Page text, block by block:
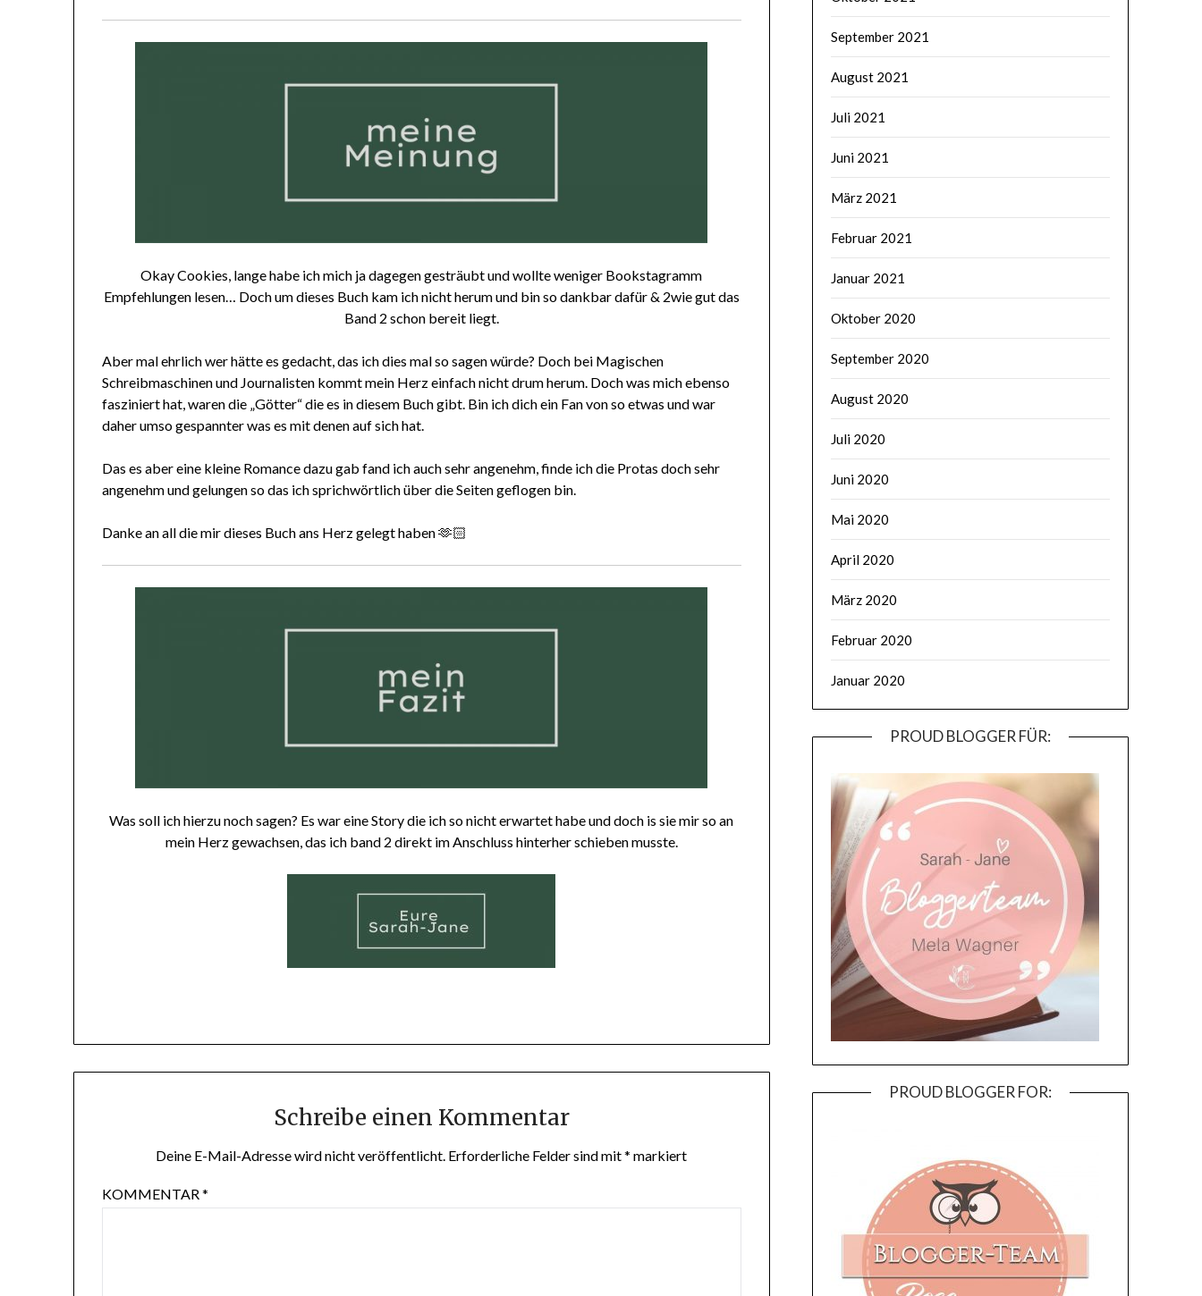
Okay Cookies, lange habe ich mich ja dagegen gesträubt und wollte weniger Bookstagramm
Empfehlungen lesen… Doch um dieses Buch kam ich nicht herum und bin so dankbar dafür & 2wie gut das
Band 2 schon bereit liegt.
Aber mal ehrlich wer hätte es gedacht, das ich dies mal so sagen würde? Doch bei Magischen
Schreibmaschinen und Journalisten kommt mein Herz einfach nicht drum herum. Doch was mich ebenso
fasziniert hat, waren die „Götter“ die es in diesem Buch gibt. Bin ich dich ein Fan von so etwas und war
daher umso gespannter was es mit denen auf sich hat.
Das es aber eine kleine Romance dazu gab fand ich auch sehr angenehm, finde ich die Protas doch sehr
angenehm und gelungen so das ich sprichwörtlich über die Seiten geflogen bin.
Danke an all die mir dieses Buch ans Herz gelegt haben 🫶🏻
Was soll ich hierzu noch sagen? Es war eine Story die ich so nicht erwartet habe und doch is sie mir so an
mein Herz gewachsen, das ich band 2 direkt im Anschluss hinterher schieben musste.
Schreibe einen Kommentar
Deine E-Mail-Adresse wird nicht veröffentlicht. Erforderliche Felder sind mit* markiert
KOMMENTAR*
September 2021
August 2021
Juli 2021
Juni 2021
März 2021
Februar 2021
Januar 2021
Oktober 2020
September 2020
August 2020
Juli 2020
Juni 2020
Mai 2020
April 2020
März 2020
Februar 2020
Januar 2020
PROUD BLOGGER FÜR:
PROUD BLOGGER FOR: